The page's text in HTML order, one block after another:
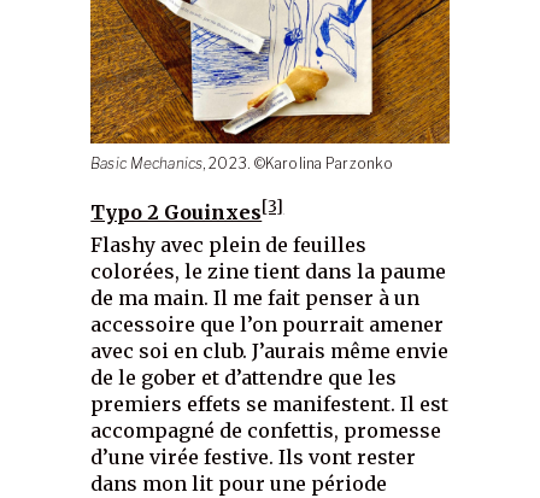
Basic Mechanics, 2023. ©Karolina Parzonko
Typo 2 Gouinxes[3]
Flashy avec plein de feuilles
colorées, le zine tient dans la paume
de ma main. Il me fait penser à un
accessoire que l’on pourrait amener
avec soi en club. J’aurais même envie
de le gober et d’attendre que les
premiers effets se manifestent. Il est
accompagné de confettis, promesse
d’une virée festive. Ils vont rester
dans mon lit pour une période